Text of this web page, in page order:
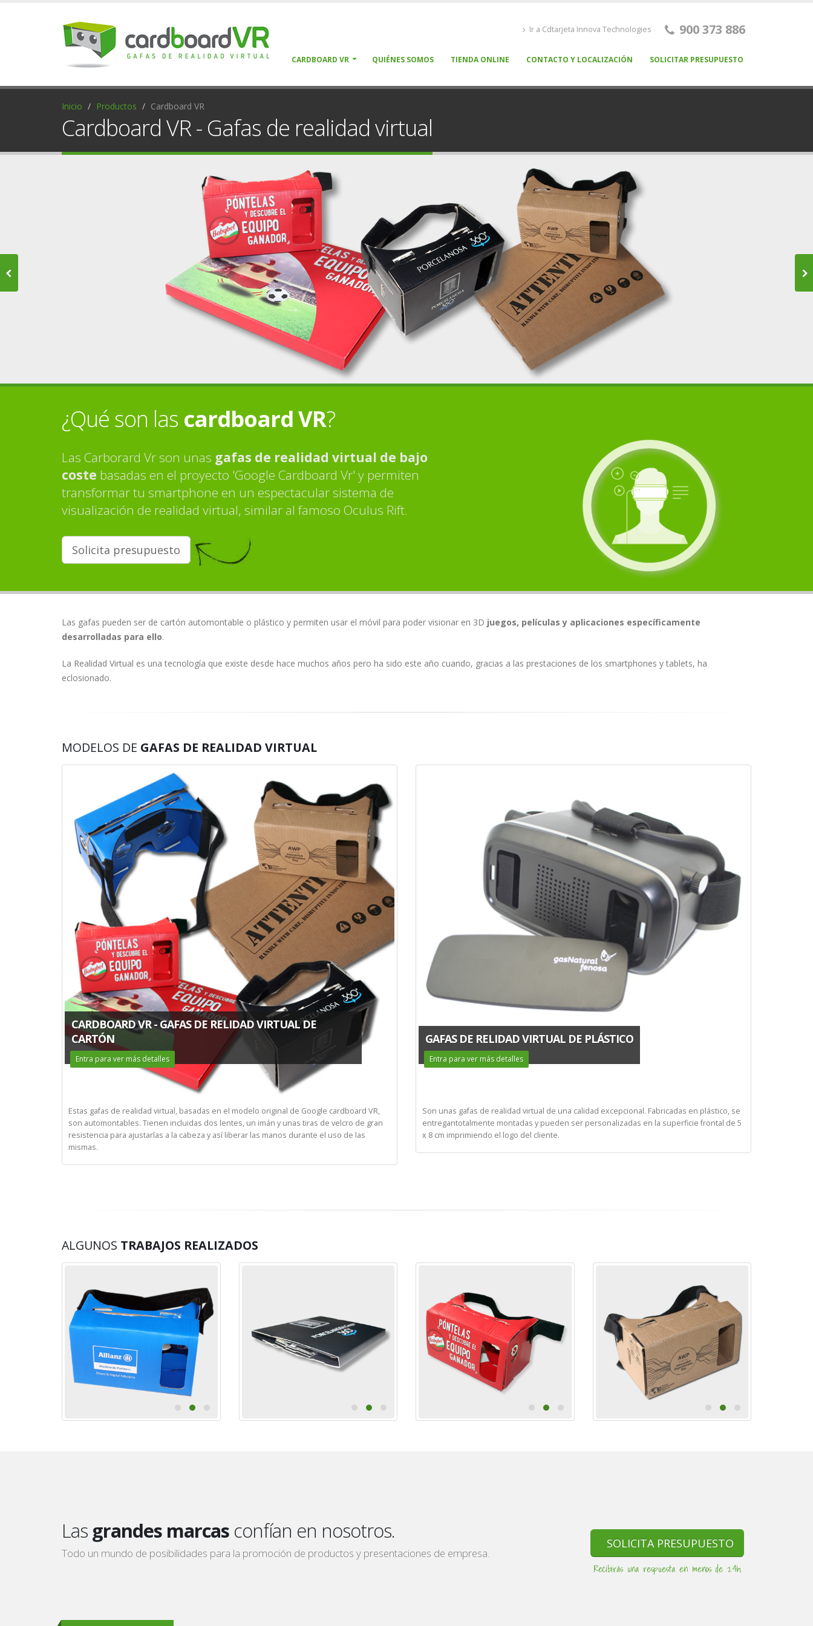
Ir a Cdtarjeta Innova Technologies 900 373 886
CARDBOARD VR QUIÉNES SOMOS TIENDA ONLINE CONTACTO Y LOCALIZACIÓN SOLICITAR PRESUPUESTO
Inicio Productos Cardboard VR
Cardboard VR - Gafas de realidad virtual
¿Qué son las cardboard VR?
Las Carborard Vr son unas gafas de realidad virtual de bajo
coste basadas en el proyecto 'Google Cardboard Vr' y permiten
transformar tu smartphone en un espectacular sistema de
visualización de realidad virtual, similar al famoso Oculus Rift.
Solicita presupuesto
Las gafas pueden ser de cartón automontable o plástico y permiten usar el móvil para poder visionar en 3D juegos, películas y aplicaciones específicamente
desarrolladas para ello.
La Realidad Virtual es una tecnología que existe desde hace muchos años pero ha sido este año cuando, gracias a las prestaciones de los smartphones y tablets, ha
eclosionado.
MODELOS DE GAFAS DE REALIDAD VIRTUAL
CARDBOARD VR - GAFAS DE RELIDAD VIRTUAL DE
CARTÓN
Entra para ver más detalles
Estas gafas de realidad virtual, basadas en el modelo original de Google cardboard VR,
son automontables. Tienen incluidas dos lentes, un imán y unas tiras de velcro de gran
resistencia para ajustarlas a la cabeza y así liberar las manos durante el uso de las
mismas.
GAFAS DE RELIDAD VIRTUAL DE PLÁSTICO
Entra para ver más detalles
Son unas gafas de realidad virtual de una calidad excepcional. Fabricadas en plástico, se
entregantotalmente montadas y pueden ser personalizadas en la superficie frontal de 5
x 8 cm imprimiendo el logo del cliente.
ALGUNOS TRABAJOS REALIZADOS
Las grandes marcas confían en nosotros.
Todo un mundo de posibilidades para la promoción de productos y presentaciones de empresa.
SOLICITA PRESUPUESTO
Recibirás una respuesta en menos de 24h.